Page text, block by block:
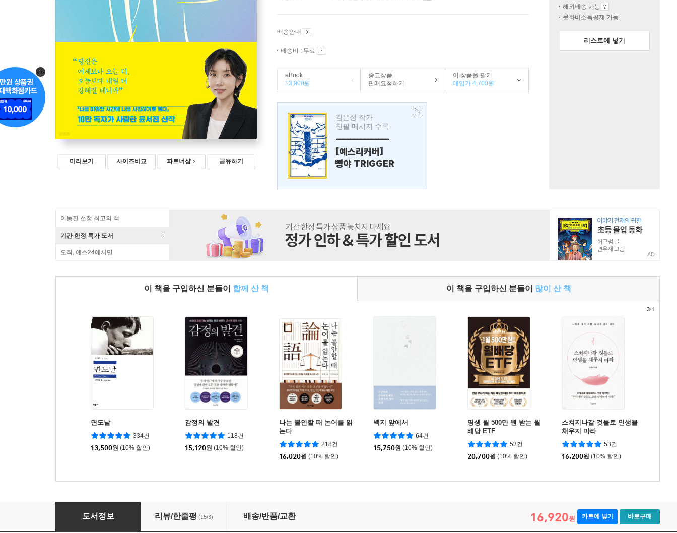
미리보기 사이즈비교 파트너샵 공유하기
배송안내
배송비 : 무료
eBook
13,900원
중고상품
판매요청하기
이 상품을 팔기
매입가 4,700원
김은성 작가
친필 메시지 수록
---------------
[예스리커버]
빵야 TRIGGER
해외배송 가능
문화비소득공제 가능
리스트에 넣기
이동진 선정 최고의 책
기간 한정 특가 도서
오직, 예스24에서만 AD
이 책을 구입하신 분들이 함께 산 책 이 책을 구입하신 분들이 많이 산 책
면도날
334건
13,500원 (10% 할인)
감정의 발견
118건
15,120원 (10% 할인)
나는 불안할 때 논어를 읽
는다
218건
16,020원 (10% 할인)
백지 앞에서
64건
15,750원 (10% 할인)
평생 월 500만 원 받는 월
배당 ETF
53건
20,700원 (10% 할인)
스쳐지나갈 것들로 인생을
채우지 마라
53건
16,200원 (10% 할인)
3/4
넘어지고 나서야 일어서는 법을 알게 된다
도서정보 리뷰/한줄평 (15/3) 배송/반품/교환 16,920원 카트에 넣기 바로구매